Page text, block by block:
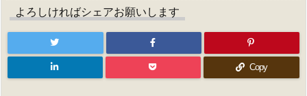
よろしければシェアお願いします
Copy